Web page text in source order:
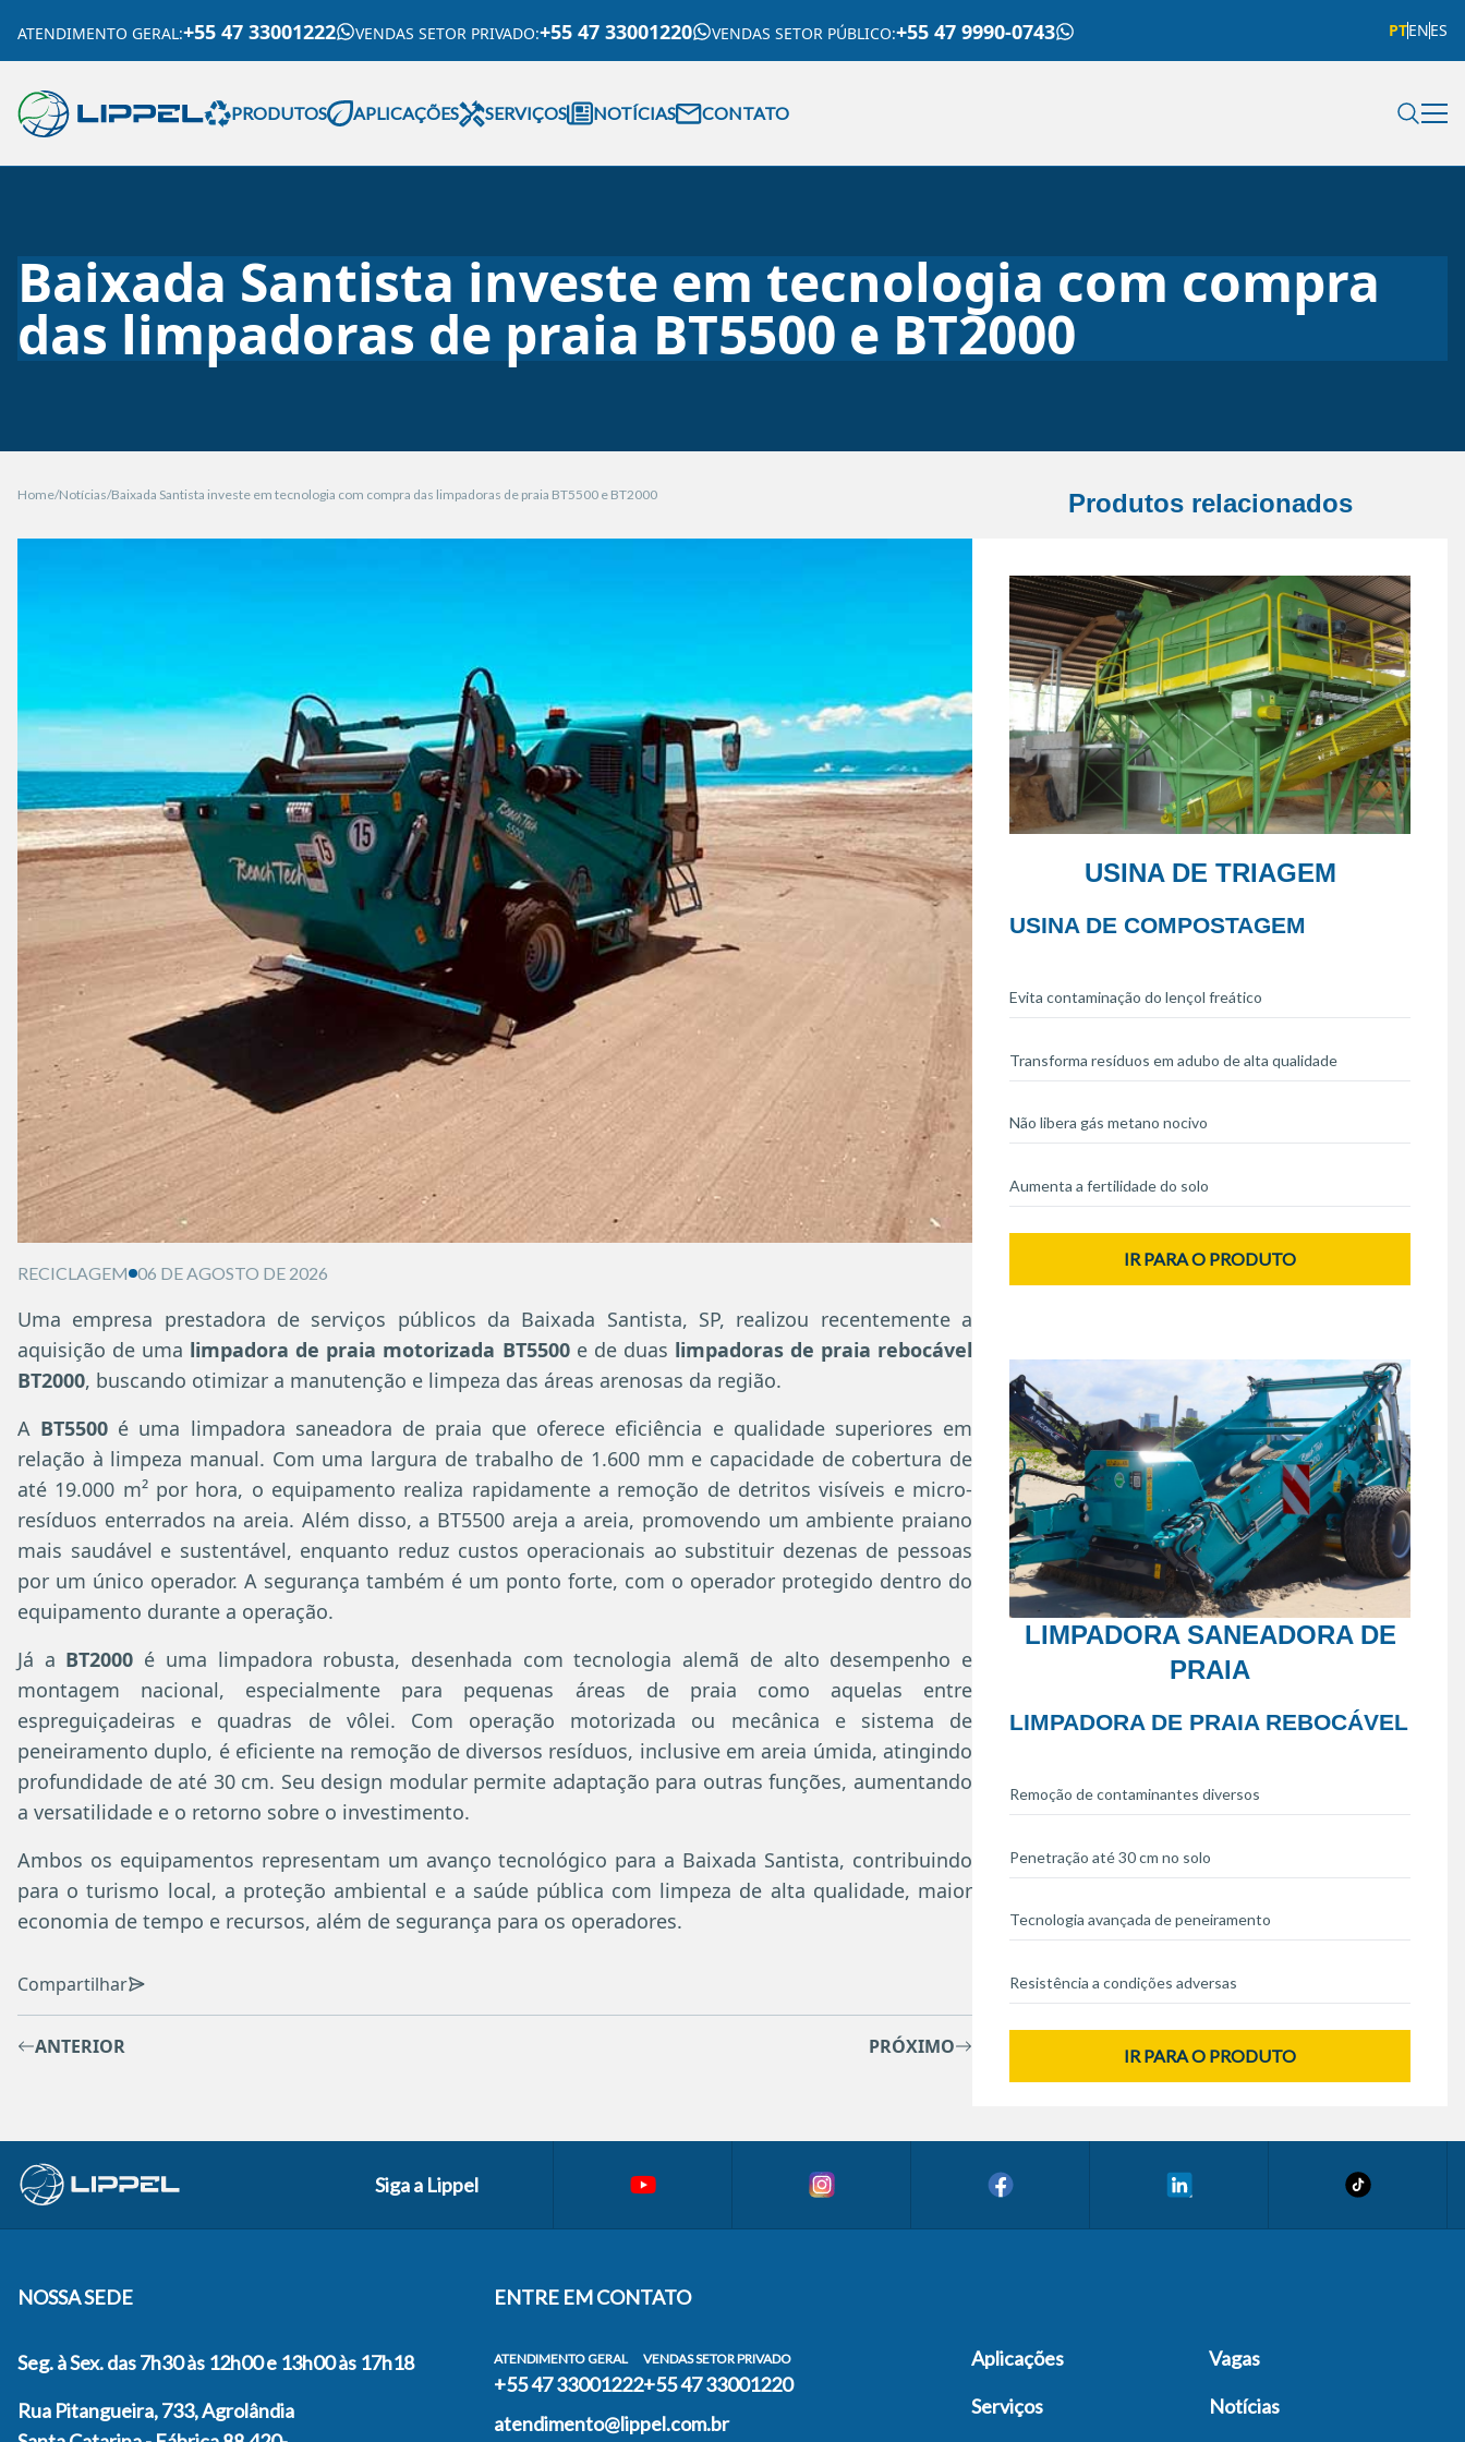
ATENDIMENTO GERAL:+55 47 33001222 VENDAS SETOR PRIVADO:+55 47 33001220 VENDAS SETOR PÚBLICO:+55 47 9990-0743 PTENES
PRODUTOS APLICAÇÕES SERVIÇOS NOTÍCIAS CONTATO
Baixada Santista investe em tecnologia com compra
das limpadoras de praia BT5500 e BT2000
Home Notícias Baixada Santista investe em tecnologia com compra das limpadoras de praia BT5500 e BT2000
RECICLAGEM 06 DE AGOSTO DE 2026
Uma empresa prestadora de serviços públicos da Baixada Santista, SP, realizou recentemente a
aquisição de uma limpadora de praia motorizada BT5500e de duas limpadoras de praia rebocável
BT2000, buscando otimizar a manutenção e limpeza das áreas arenosas da região.
A BT5500 é uma limpadora saneadora de praia que oferece eficiência e qualidade superiores em
relação à limpeza manual. Com uma largura de trabalho de 1.600 mm e capacidade de cobertura de
até 19.000 m² por hora, o equipamento realiza rapidamente a remoção de detritos visíveis e micro-
resíduos enterrados na areia. Além disso, a BT5500 areja a areia, promovendo um ambiente praiano
mais saudável e sustentável, enquanto reduz custos operacionais ao substituir dezenas de pessoas
por um único operador. A segurança também é um ponto forte, com o operador protegido dentro do
equipamento durante a operação.
Já a BT2000 é uma limpadora robusta, desenhada com tecnologia alemã de alto desempenho e
montagem nacional, especialmente para pequenas áreas de praia como aquelas entre
espreguiçadeiras e quadras de vôlei. Com operação motorizada ou mecânica e sistema de
peneiramento duplo, é eficiente na remoção de diversos resíduos, inclusive em areia úmida, atingindo
profundidade de até 30 cm. Seu design modular permite adaptação para outras funções, aumentando
a versatilidade e o retorno sobre o investimento.
Ambos os equipamentos representam um avanço tecnológico para a Baixada Santista, contribuindo
para o turismo local, a proteção ambiental e a saúde pública com limpeza de alta qualidade, maior
economia de tempo e recursos, além de segurança para os operadores.
Compartilhar
ANTERIOR PRÓXIMO
Produtos relacionados
USINA DE TRIAGEM
USINA DE COMPOSTAGEM
Evita contaminação do lençol freático
Transforma resíduos em adubo de alta qualidade
Não libera gás metano nocivo
Aumenta a fertilidade do solo
IR PARA O PRODUTO
LIMPADORA SANEADORA DE
PRAIA
LIMPADORA DE PRAIA REBOCÁVEL
Remoção de contaminantes diversos
Penetração até 30 cm no solo
Tecnologia avançada de peneiramento
Resistência a condições adversas
IR PARA O PRODUTO
Siga a Lippel
NOSSA SEDE
Seg. à Sex. das 7h30 às 12h00 e 13h00 às 17h18
Rua Pitangueira, 733, Agrolândia
ENTRE EM CONTATO
ATENDIMENTO GERAL
+55 47 33001222
VENDAS SETOR PRIVADO
+55 47 33001220
atendimento@lippel.com.br
Aplicações
Serviços
Vagas
Notícias